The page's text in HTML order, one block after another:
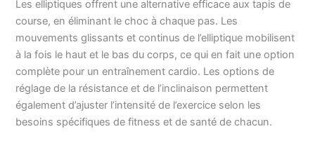
Les elliptiques offrent une alternative efficace aux tapis de
course, en éliminant le choc à chaque pas. Les
mouvements glissants et continus de l’elliptique mobilisent
à la fois le haut et le bas du corps, ce qui en fait une option
complète pour un entraînement cardio. Les options de
réglage de la résistance et de l’inclinaison permettent
également d’ajuster l’intensité de l’exercice selon les
besoins spécifiques de fitness et de santé de chacun.